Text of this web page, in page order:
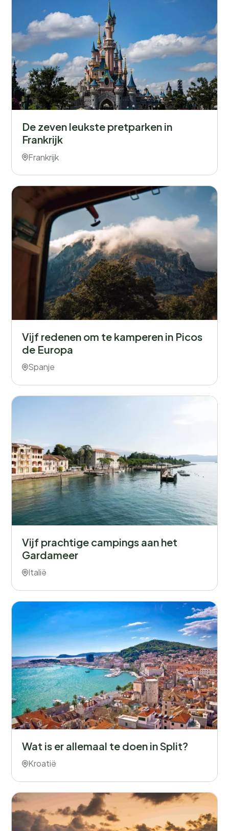
De zeven leukste pretparken in
Frankrijk
Frankrijk
Vijf redenen om te kamperen in Picos
de Europa
Spanje
Vijf prachtige campings aan het
Gardameer
Italië
Wat is er allemaal te doen in Split?
Kroatië